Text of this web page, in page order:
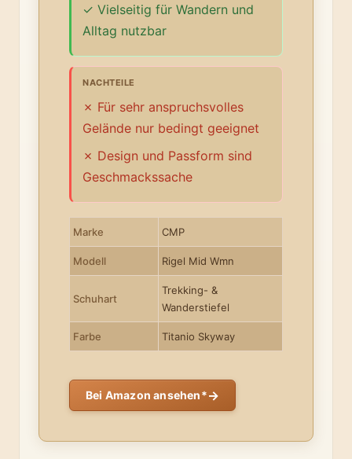
Vielseitig für Wandern und
Alltag nutzbar
NACHTEILE
Für sehr anspruchsvolles
Gelände nur bedingt geeignet
Design und Passform sind
Geschmackssache
Marke CMP
Modell Rigel Mid Wmn
Schuhart
Trekking- &
Wanderstiefel
Farbe Titanio Skyway
Bei Amazon ansehen*→